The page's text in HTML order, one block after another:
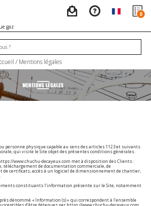
0
gaz
/ Mentions légales
personne physique capable au sens des articles 1123 et suivants
qui visite le Site objet des présentes conditions générales.
www.chuchu-decayeux.com met à disposition des Clients :
téléchargement de documentation commerciale, de
certificats, accès à un logiciel de dimensionnement de chantier,
constituants l’information présente sur le Site, notamment
dénommé « Information (s) » qui correspondent à l’ensemble